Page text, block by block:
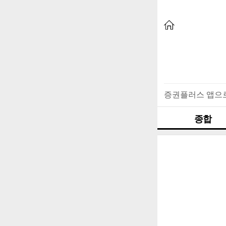
증권플러스 앱으
종합